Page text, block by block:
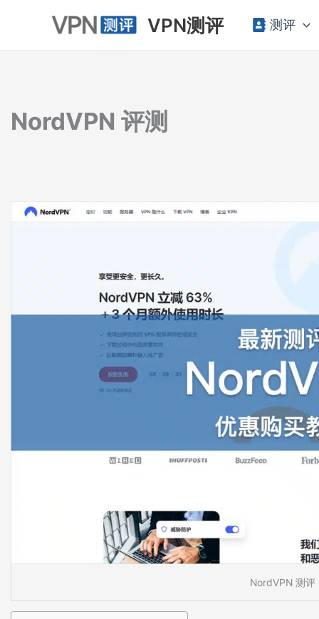
VPN测评 测评
NordVPN 评测
NordVPN 测评